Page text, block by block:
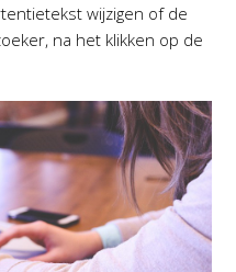
wijzigen of de
na het klikken op de